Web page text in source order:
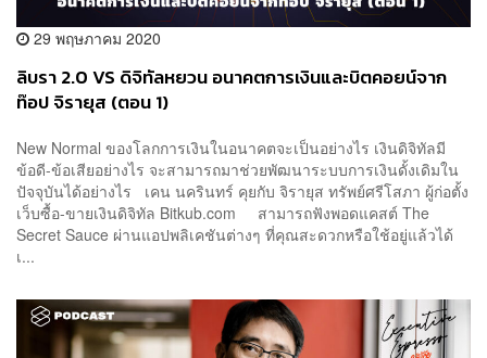
29 พฤษภาคม 2020
ลิบรา 2.0 VS ดิจิทัลหยวน อนาคตการเงินและบิตคอยน์จาก
ท๊อป จิรายุส (ตอน 1)
New Normal ของโลกการเงินในอนาคตจะเป็นอย่างไร เงินดิจิทัลมี
ข้อดี-ข้อเสียอย่างไร จะสามารถมาช่วยพัฒนาระบบการเงินดั้งเดิมใน
ปัจจุบันได้อย่างไร เคน นครินทร์ คุยกับ จิรายุส ทรัพย์ศรีโสภา ผู้ก่อตั้ง
เว็บซื้อ-ขายเงินดิจิทัล Bitkub.com สามารถฟังพอดแคสต์ The
Secret Sauce ผ่านแอปพลิเคชันต่างๆ ที่คุณสะดวกหรือใช้อยู่แล้วได้
เ...